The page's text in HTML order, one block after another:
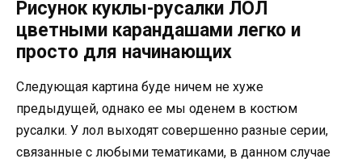
Рисунок куклы-русалки ЛОЛ
цветными карандашами легко и
просто для начинающих
Следующая картина буде ничем не хуже
предыдущей, однако ее мы оденем в костюм
русалки. У лол выходят совершенно разные серии,
связанные с любыми тематиками, в данном случае